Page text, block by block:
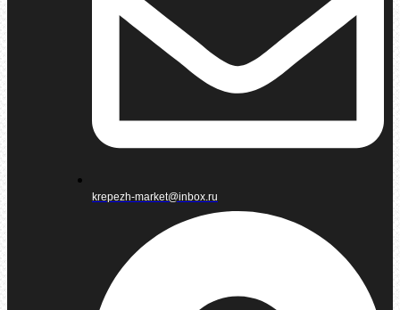
krepezh-market@inbox.ru